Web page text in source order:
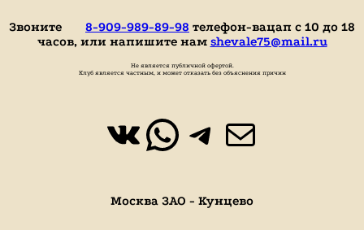
Звоните 8-909-989-89-98 телефон-вацап с 10 до 18
часов, или напишите нам shevale75@mail.ru
Не является публичной офертой.
Клуб является частным, и может отказать без объяснения причин
ВКонтакте
WhatsApp
https://
Почта
Москва ЗАО - Кунцево